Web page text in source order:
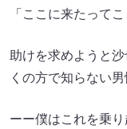
「ここに来たって
助けを求めようと
くの方で知らない
ーー僕はこれを乗